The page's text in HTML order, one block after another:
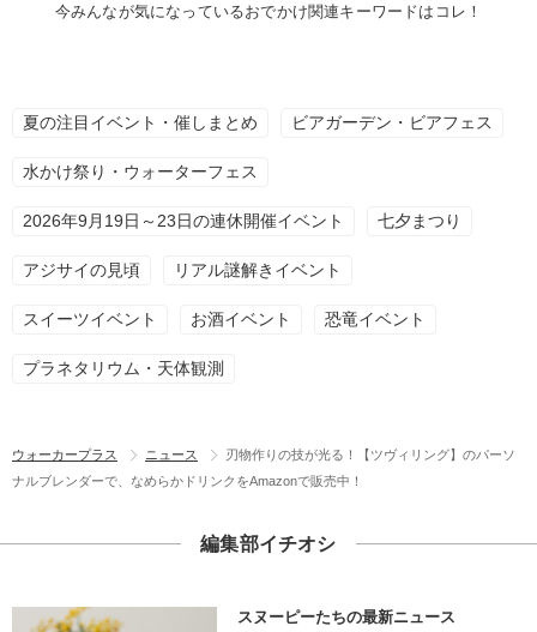
今みんなが気になっているおでかけ関連キーワードはコレ！
夏の注目イベント・催しまとめ ビアガーデン・ビアフェス
水かけ祭り・ウォーターフェス
2026年9月19日～23日の連休開催イベント 七夕まつり
アジサイの見頃 リアル謎解きイベント
スイーツイベント お酒イベント 恐竜イベント
プラネタリウム・天体観測
ウォーカープラス ニュース
刃物作りの技が光る！【ツヴィリング】のパーソ
ナルブレンダーで、なめらかドリンクをAmazonで販売中！
編集部イチオシ
スヌーピーたちの最新ニュース